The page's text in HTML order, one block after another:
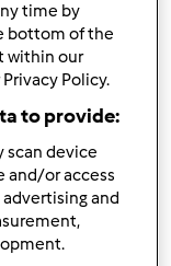
dobrego i
w lodówce
(bo nie mogłam
time by
bottom of the
within our
Policy.
to provide:
scan device
and/or access
and